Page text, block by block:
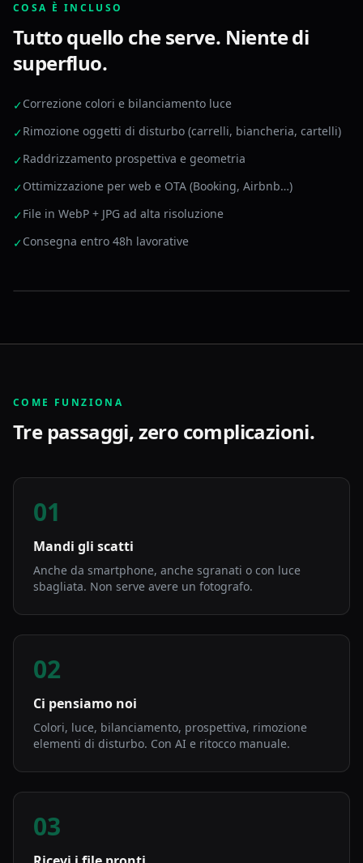
COSA È INCLUSO
Tutto quello che serve. Niente di
superfluo.
✓Correzione colori e bilanciamento luce
✓Rimozione oggetti di disturbo (carrelli, biancheria, cartelli)
✓Raddrizzamento prospettiva e geometria
✓Ottimizzazione per web e OTA (Booking, Airbnb…)
✓File in WebP + JPG ad alta risoluzione
✓Consegna entro 48h lavorative
COME FUNZIONA
Tre passaggi, zero complicazioni.
01
Mandi gli scatti
Anche da smartphone, anche sgranati o con luce
sbagliata. Non serve avere un fotografo.
02
Ci pensiamo noi
Colori, luce, bilanciamento, prospettiva, rimozione
elementi di disturbo. Con AI e ritocco manuale.
03